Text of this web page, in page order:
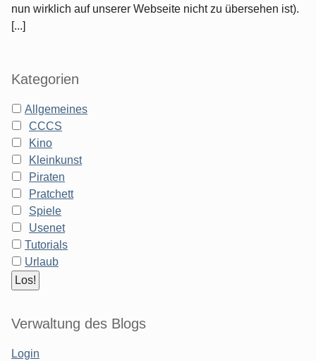
nun wirklich auf unserer Webseite nicht zu übersehen ist).
[...]
Kategorien
Allgemeines
CCCS
Kino
Kleinkunst
Piraten
Pratchett
Spiele
Usenet
Tutorials
Urlaub
Verwaltung des Blogs
Login